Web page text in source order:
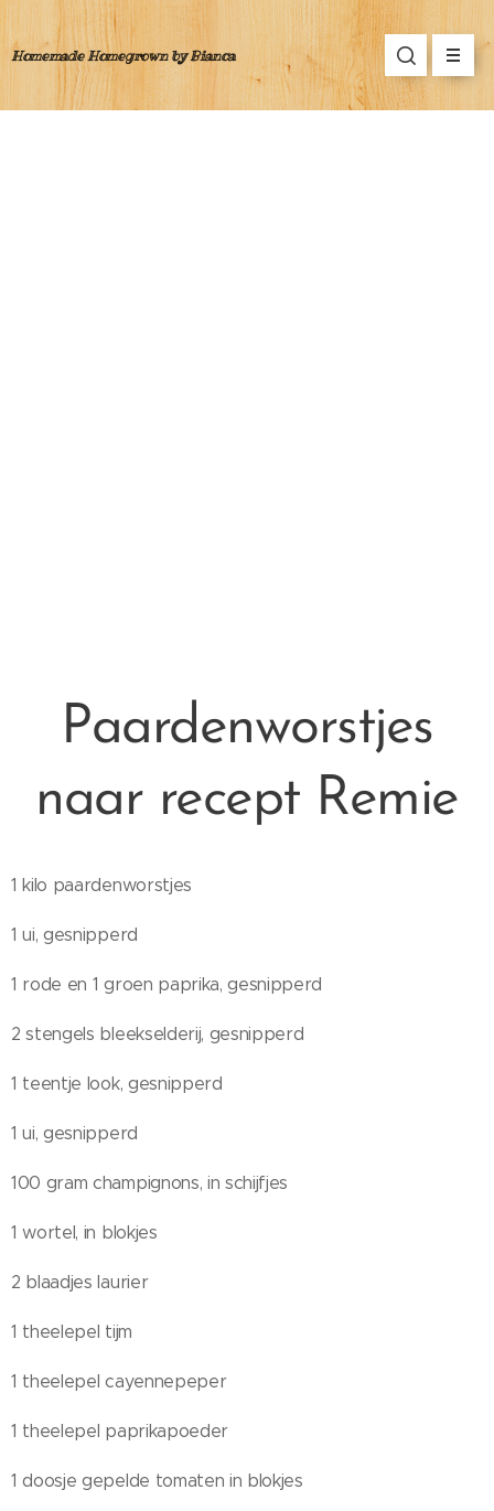
Homemade Homegrown by Bianca
Paardenworstjes
naar recept Remie
1 kilo paardenworstjes
1 ui, gesnipperd
1 rode en 1 groen paprika, gesnipperd
2 stengels bleekselderij, gesnipperd
1 teentje look, gesnipperd
1 ui, gesnipperd
100 gram champignons, in schijfjes
1 wortel, in blokjes
2 blaadjes laurier
1 theelepel tijm
1 theelepel cayennepeper
1 theelepel paprikapoeder
1 doosje gepelde tomaten in blokjes